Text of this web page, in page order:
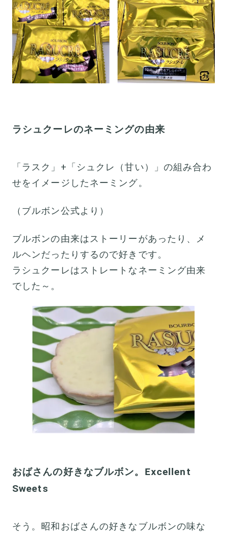
ラシュクーレのネーミングの由来
「ラスク」+「シュクレ（甘い）」の組み合わ
せをイメージしたネーミング。
（ブルボン公式より）
ブルボンの由来はストーリーがあったり、メ
ルヘンだったりするので好きです。
ラシュクーレはストレートなネーミング由来
でした～。
おばさんの好きなブルボン。Excellent
Sweets
そう。昭和おばさんの好きなブルボンの味な